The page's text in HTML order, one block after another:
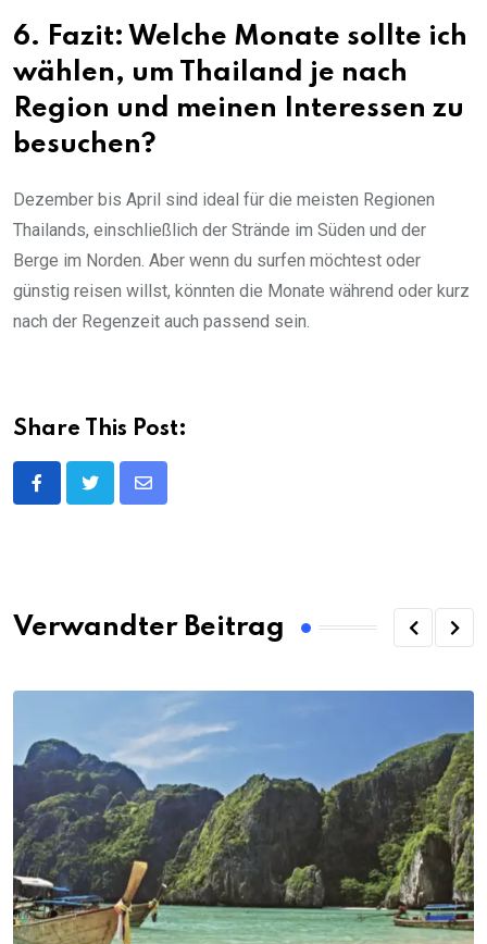
6. Fazit: Welche Monate sollte ich
wählen, um Thailand je nach
Region und meinen Interessen zu
besuchen?
Dezember bis April sind ideal für die meisten Regionen
Thailands, einschließlich der Strände im Süden und der
Berge im Norden. Aber wenn du surfen möchtest oder
günstig reisen willst, könnten die Monate während oder kurz
nach der Regenzeit auch passend sein.
Share This Post:
Share
Verwandter Beitrag